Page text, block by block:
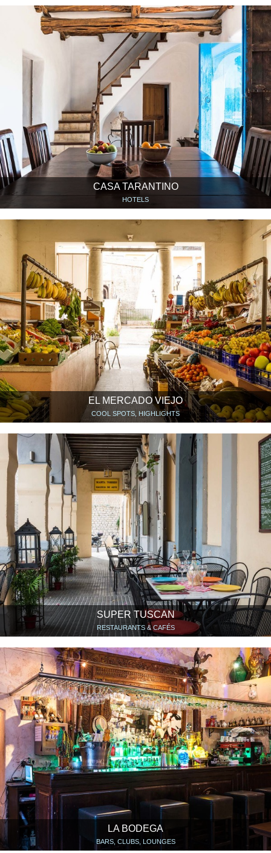
CASA TARANTINO
HOTELS
EL MERCADO VIEJO
COOL SPOTS, HIGHLIGHTS
SUPER TUSCAN
RESTAURANTS & CAFÉS
LA BODEGA
BARS, CLUBS, LOUNGES